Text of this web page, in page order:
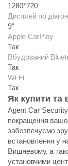
1280*720
Дисплей по
9"
Apple CarPlay
Так
Вбудований
Так
Wi-Fi
Так
Як купити та
Agent Car
покращення
забезпечуємо
встановлення у
Вишневому, а
установчими